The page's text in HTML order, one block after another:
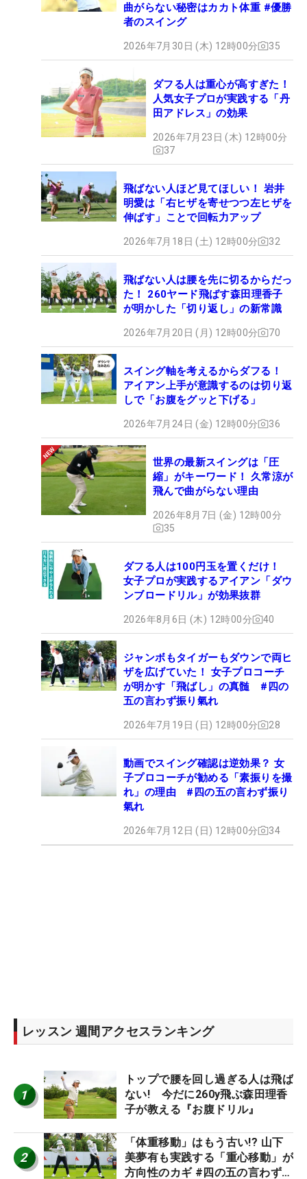
曲がらない秘密はカカト体重 #優勝
者のスイング
2026年7月30日 (木) 12時00分 35
ダフる人は重心が高すぎた！
人気女子プロが実践する「丹
田アドレス」の効果
2026年7月23日 (木) 12時00分
37
飛ばない人ほど見てほしい！ 岩井
明愛は「右ヒザを寄せつつ左ヒザを
伸ばす」ことで回転力アップ
2026年7月18日 (土) 12時00分 32
飛ばない人は腰を先に切るからだっ
た！ 260ヤード飛ばす森田理香子
が明かした「切り返し」の新常識
2026年7月20日 (月) 12時00分 70
スイング軸を考えるからダフる！
アイアン上手が意識するのは切り返
しで「お腹をグッと下げる」
2026年7月24日 (金) 12時00分 36
世界の最新スイングは「圧
縮」がキーワード！ 久常涼が
飛んで曲がらない理由
2026年8月7日 (金) 12時00分
35
ダフる人は100円玉を置くだけ！
女子プロが実践するアイアン「ダウ
ンブロードリル」が効果抜群
2026年8月6日 (木) 12時00分 40
ジャンボもタイガーもダウンで両ヒ
ザを広げていた！ 女子プロコーチ
が明かす「飛ばし」の真髄 #四の
五の言わず振り氣れ
2026年7月19日 (日) 12時00分 28
動画でスイング確認は逆効果？ 女
子プロコーチが勧める「素振りを撮
れ」の理由 #四の五の言わず振り
氣れ
2026年7月12日 (日) 12時00分 34
レッスン 週間アクセスランキング
1
トップで腰を回し過ぎる人は飛ば
ない! 今だに260y飛ぶ森田理香
子が教える『お腹ドリル』
2
「体重移動」はもう古い!? 山下
美夢有も実践する「重心移動」が
方向性のカギ #四の五の言わず振